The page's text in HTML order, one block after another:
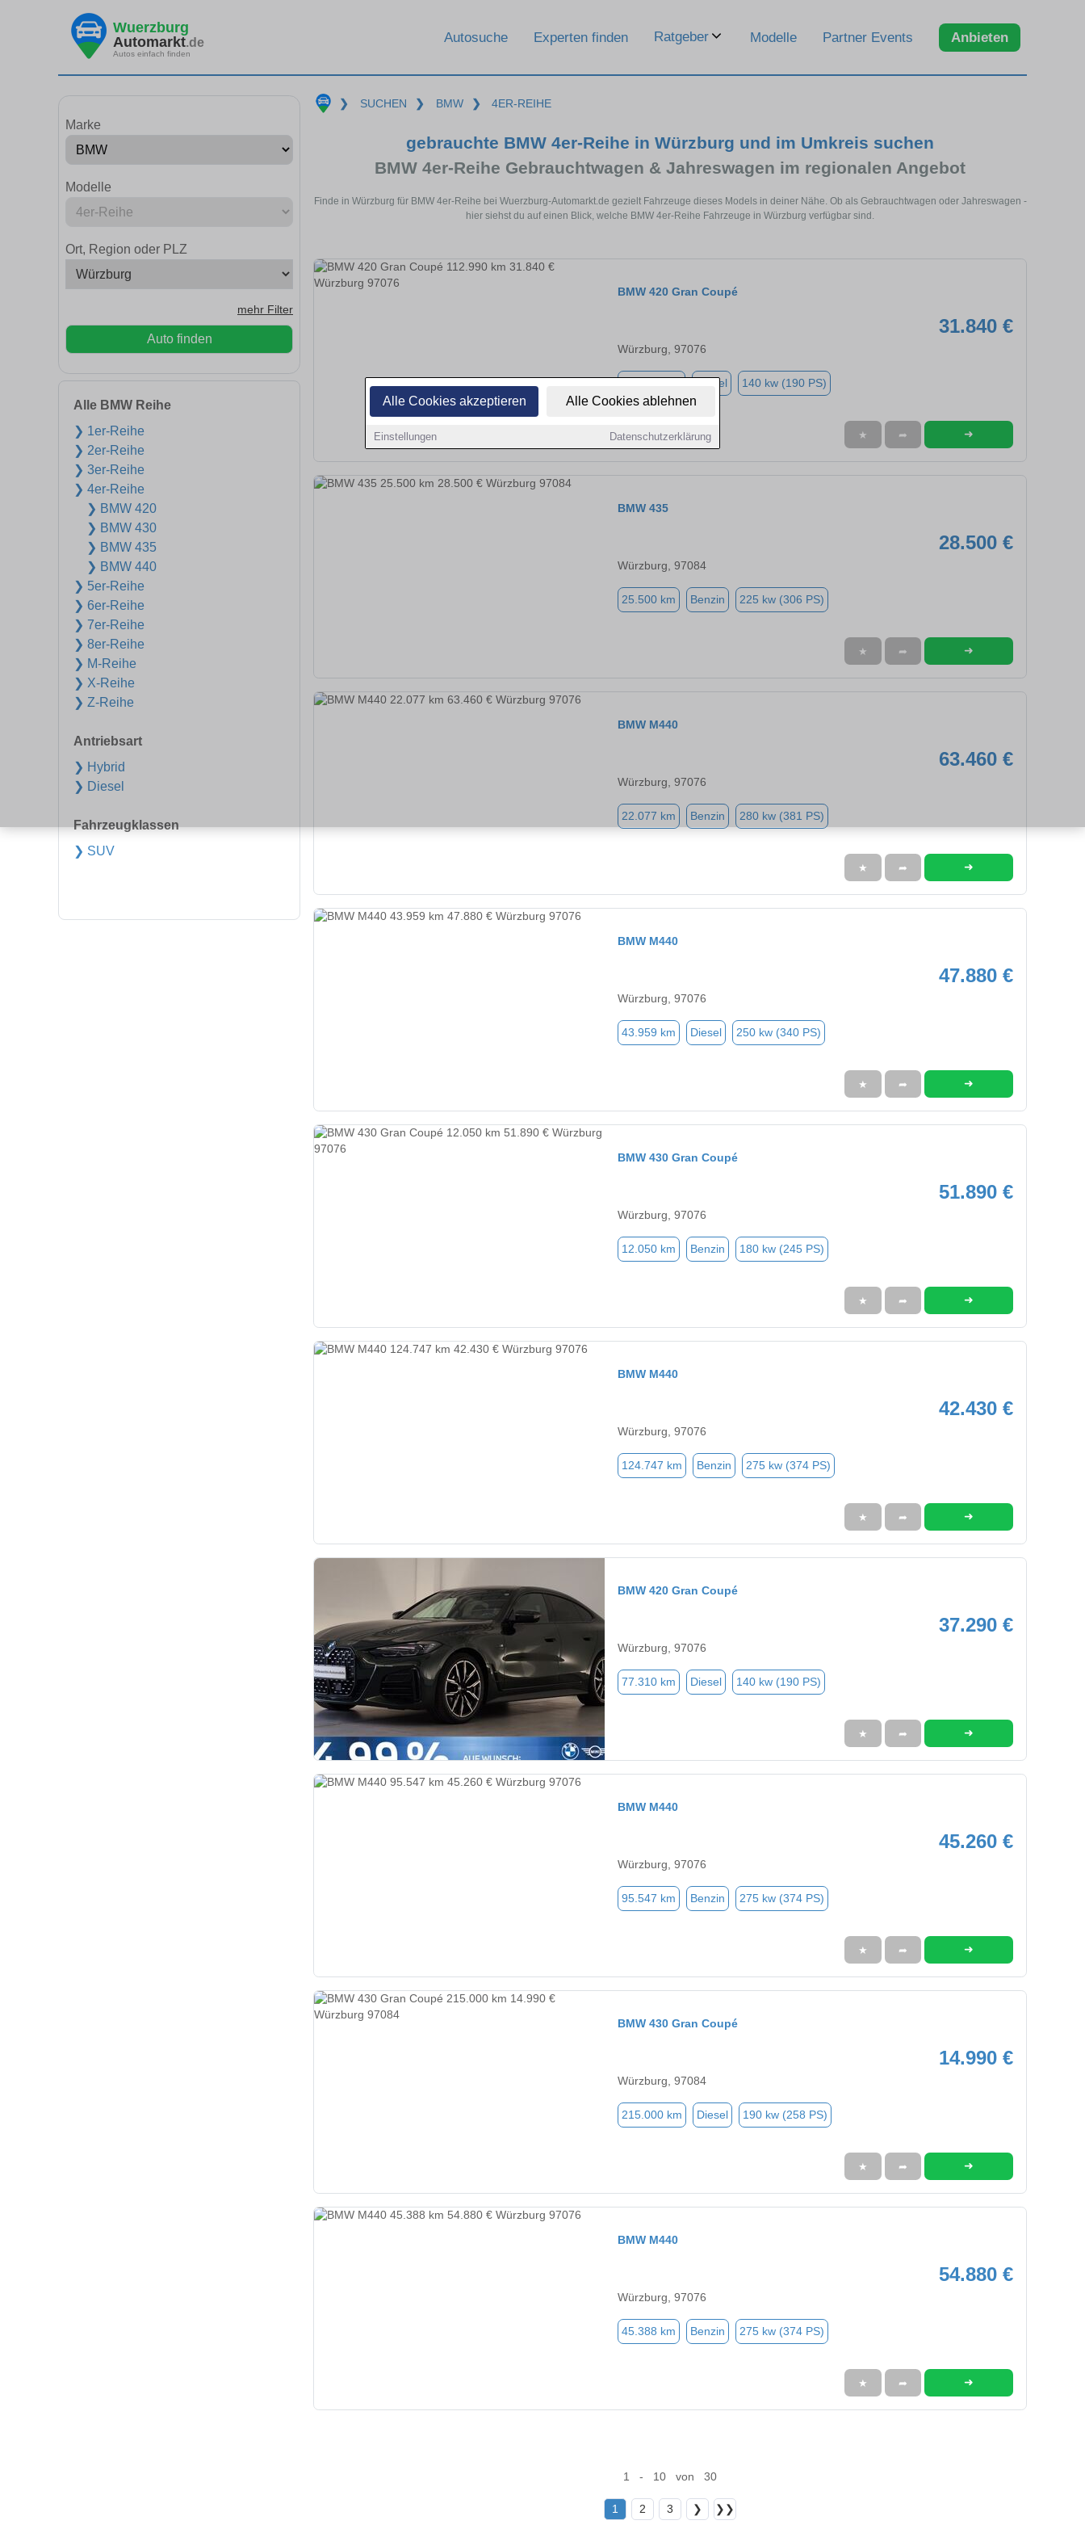
Alle Cookies akzeptieren Alle Cookies ablehnen
Einstellungen Datenschutzerklärung
Wuerzburg
Automarkt.de
Autos einfach finden
Autosuche Experten finden Ratgeber Modelle Partner Events Anbieten
Marke
Modelle
Ort, Region oder PLZ
mehr Filter
Auto finden
Alle BMW Reihe
❯ 1er-Reihe
❯ 2er-Reihe
❯ 3er-Reihe
❯ 4er-Reihe
❯ BMW 420
❯ BMW 430
❯ BMW 435
❯ BMW 440
❯ 5er-Reihe
❯ 6er-Reihe
❯ 7er-Reihe
❯ 8er-Reihe
❯ M-Reihe
❯ X-Reihe
❯ Z-Reihe
Antriebsart
❯ Hybrid
❯ Diesel
Fahrzeugklassen
❯ SUV
❯ SUCHEN ❯ BMW ❯ 4ER-REIHE
gebrauchte BMW 4er-Reihe in Würzburg und im Umkreis suchen
BMW 4er-Reihe Gebrauchtwagen & Jahreswagen im regionalen Angebot
Finde in Würzburg für BMW 4er-Reihe bei Wuerzburg-Automarkt.de gezielt Fahrzeuge dieses Models in deiner Nähe. Ob als Gebrauchtwagen oder Jahreswagen -
hier siehst du auf einen Blick, welche BMW 4er-Reihe Fahrzeuge in Würzburg verfügbar sind.
BMW 420 Gran Coupé
31.840 €
Würzburg, 97076
Diesel 140 kw (190 PS)
★ ➦ ➜
BMW 435
28.500 €
Würzburg, 97084
25.500 km Benzin 225 kw (306 PS)
★ ➦ ➜
BMW M440
63.460 €
Würzburg, 97076
22.077 km Benzin 280 kw (381 PS)
★ ➦ ➜
BMW M440
47.880 €
Würzburg, 97076
43.959 km Diesel 250 kw (340 PS)
★ ➦ ➜
BMW 430 Gran Coupé
51.890 €
Würzburg, 97076
12.050 km Benzin 180 kw (245 PS)
★ ➦ ➜
BMW M440
42.430 €
Würzburg, 97076
124.747 km Benzin 275 kw (374 PS)
★ ➦ ➜
BMW 420 Gran Coupé
37.290 €
Würzburg, 97076
77.310 km Diesel 140 kw (190 PS)
★ ➦ ➜
BMW M440
45.260 €
Würzburg, 97076
95.547 km Benzin 275 kw (374 PS)
★ ➦ ➜
BMW 430 Gran Coupé
14.990 €
Würzburg, 97084
215.000 km Diesel 190 kw (258 PS)
★ ➦ ➜
BMW M440
54.880 €
Würzburg, 97076
45.388 km Benzin 275 kw (374 PS)
★ ➦ ➜
1 - 10 von 30
1 2 3 ❯ ❯❯